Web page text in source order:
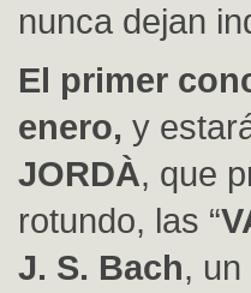
nunca dejan
El primer
enero, y
JORDÀ, que
rotundo, las “
J. S. Bach,